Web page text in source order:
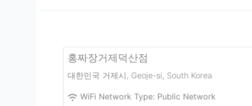
홍짜장거제덕산점
대한민국 거제시, Geoje-si, South Korea
WiFi Network Type: Public Network